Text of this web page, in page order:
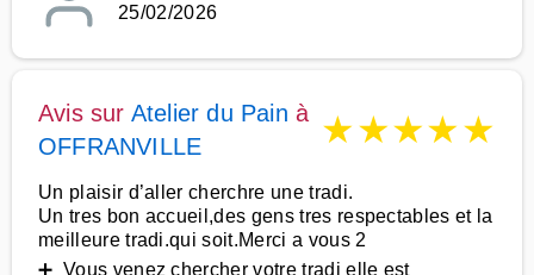
25/02/2026
Avis sur Atelier du Pain à
OFFRANVILLE
★★★★★
Un plaisir d’aller cherchre une tradi.
Un tres bon accueil,des gens tres respectables et la
meilleure tradi.qui soit.Merci a vous 2
➕ Vous venez chercher votre tradi elle est